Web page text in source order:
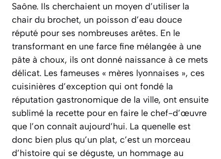
Saône. Ils cherchaient un moyen d’utiliser la
chair du brochet, un poisson d’eau douce
réputé pour ses nombreuses arêtes. En le
transformant en une farce fine mélangée à une
pâte à choux, ils ont donné naissance à ce mets
délicat. Les fameuses « mères lyonnaises », ces
cuisinières d’exception qui ont fondé la
réputation gastronomique de la ville, ont ensuite
sublimé la recette pour en faire le chef-d’œuvre
que l’on connaît aujourd’hui. La quenelle est
donc bien plus qu’un plat, c’est un morceau
d’histoire qui se déguste, un hommage au